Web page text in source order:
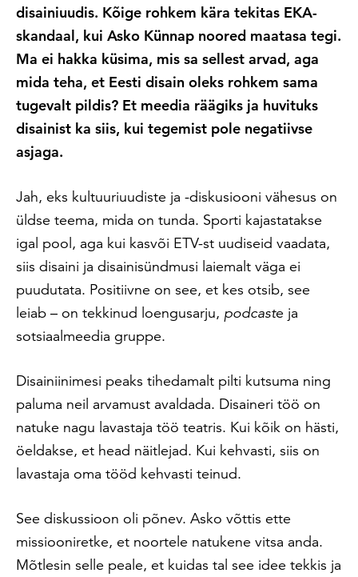
disainiuudis. Kõige rohkem kära tekitas EKA-
skandaal, kui Asko Künnap noored maatasa tegi.
Ma ei hakka küsima, mis sa sellest arvad, aga
mida teha, et Eesti disain oleks rohkem sama
tugevalt pildis? Et meedia räägiks ja huvituks
disainist ka siis, kui tegemist pole negatiivse
asjaga.
Jah, eks kultuuriuudiste ja -diskusiooni vähesus on
üldse teema, mida on tunda. Sporti kajastatakse
igal pool, aga kui kasvõi ETV-st uudiseid vaadata,
siis disaini ja disainisündmusi laiemalt väga ei
puudutata. Positiivne on see, et kes otsib, see
leiab – on tekkinud loengusarju, podcaste ja
sotsiaalmeedia gruppe.
Disainiinimesi peaks tihedamalt pilti kutsuma ning
paluma neil arvamust avaldada. Disaineri töö on
natuke nagu lavastaja töö teatris. Kui kõik on hästi,
öeldakse, et head näitlejad. Kui kehvasti, siis on
lavastaja oma tööd kehvasti teinud.
See diskussioon oli põnev. Asko võttis ette
missiooniretke, et noortele natukene vitsa anda.
Mõtlesin selle peale, et kuidas tal see idee tekkis ja